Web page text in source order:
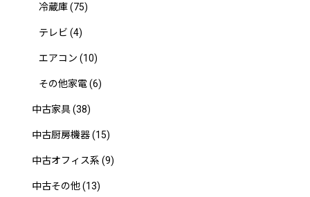
冷蔵庫(75)
テレビ (4)
エアコン (10)
その他家電(6)
中古家具(38)
中古厨房機器(15)
中古オフィス系 (9)
中古その他(13)